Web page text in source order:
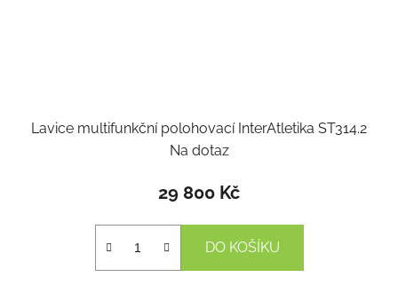
Lavice multifunkční polohovací InterAtletika ST314.2
Na dotaz
29 800 Kč
DO KOŠÍKU